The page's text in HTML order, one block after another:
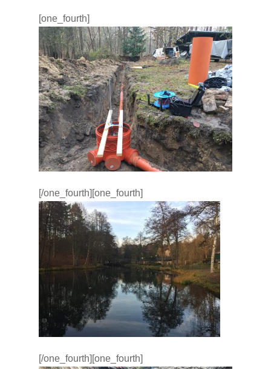
[one_fourth]
[/one_fourth][one_fourth]
[/one_fourth][one_fourth]